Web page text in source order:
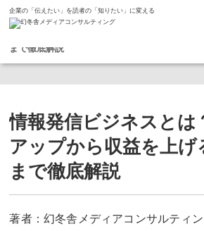
企業の「伝えたい」を読者の「知りたい」に変える
ホーム
コラム
情報発信ビジネスとは？ スタートアップから
まで徹底解説
情報発信ビジネスとは
アップから収益を上げ
まで徹底解説
著者：幻冬舎メディアコンサルテ